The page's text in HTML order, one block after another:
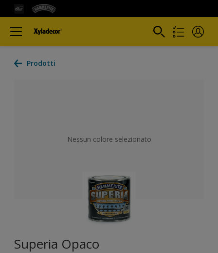
Prodotti
Nessun colore selezionato
Superia Opaco